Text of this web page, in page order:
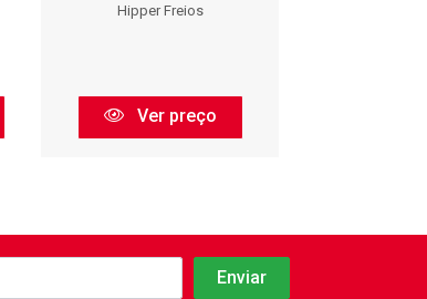
Hipper Freios
Ver preço